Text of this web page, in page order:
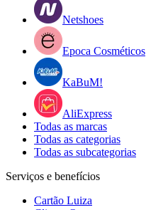
Netshoes
Epoca Cosméticos
KaBuM!
AliExpress
Todas as marcas
Todas as categorias
Todas as subcategorias
Serviços e benefícios
Cartão Luiza